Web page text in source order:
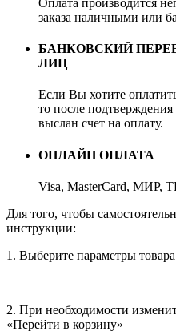
заказа наличными или
БАНКОВСКИЙ
ЛИЦ
Если Вы хотите
то после подтверждения
выслан счет на оплату.
ОНЛАЙН ОПЛАТА
Visa, MasterCard, МИР,
Для того, чтобы
инструкции:
1. Выберите параметры товара
2. При необходимости
«Перейти в корзину»